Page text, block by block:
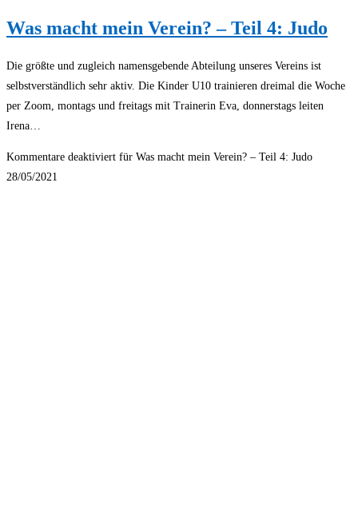
Was macht mein Verein? – Teil 4: Judo
Die größte und zugleich namensgebende Abteilung unseres Vereins ist
selbstverständlich sehr aktiv. Die Kinder U10 trainieren dreimal die Woche
per Zoom, montags und freitags mit Trainerin Eva, donnerstags leiten
Irena…
Kommentare deaktiviert für Was macht mein Verein? – Teil 4: Judo
28/05/2021